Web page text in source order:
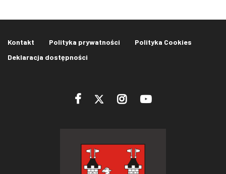
Kontakt Polityka prywatności
Polityka Cookies
Deklaracja dostępności